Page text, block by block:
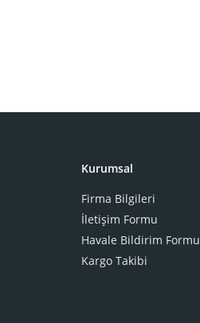
Kurumsal
Firma Bilgileri
İletişim Formu
Havale Bildirim Formu
Kargo Takibi